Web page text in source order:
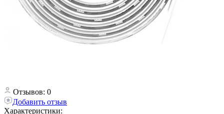
Отзывов: 0
Добавить отзыв
Характеристики: